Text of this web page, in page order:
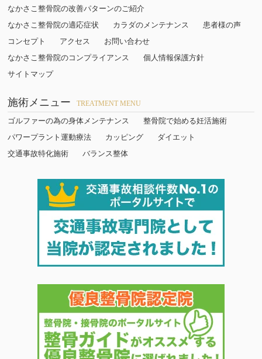
なかさこ整骨院の改善パターンのご紹介
なかさこ整骨院の適応症状
カラダのメンテナンス
患者様の声
コンセプト
アクセス
お問い合わせ
なかさこ整骨院のコンプライアンス
個人情報保護方針
サイトマップ
施術メニュー TREATMENT MENU
ゴルファーの為の身体メンテナンス
整骨院で始める妊活施術
パワープラント運動療法
カッピング
ダイエット
交通事故特化施術
バランス整体